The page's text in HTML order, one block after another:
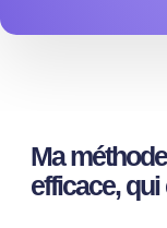
Ma
efficace,